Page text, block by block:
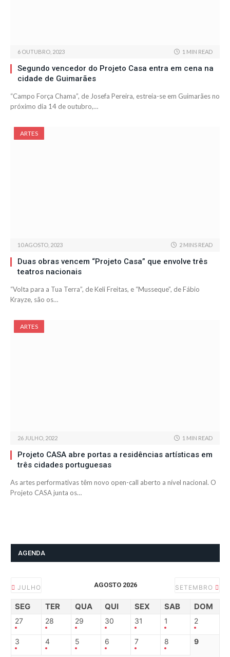
6 OUTUBRO, 2023 1 MIN READ
Segundo vencedor do Projeto Casa entra em cena na
cidade de Guimarães
“Campo Força Chama”, de Josefa Pereira, estreia-se em Guimarães no
próximo dia 14 de outubro,…
ARTES
10 AGOSTO, 2023 2 MINS READ
Duas obras vencem “Projeto Casa” que envolve três
teatros nacionais
“Volta para a Tua Terra”, de Keli Freitas, e “Musseque”, de Fábio
Krayze, são os…
ARTES
26 JULHO, 2022 1 MIN READ
Projeto CASA abre portas a residências artísticas em
três cidades portuguesas
As artes performativas têm novo open-call aberto a nível nacional. O
Projeto CASA junta os…
AGENDA
JULHO AGOSTO 2026 SETEMBRO
SEG TER QUA QUI SEX SAB DOM
27 28 29 30 31 1 2
3 4 5 6 7 8 9